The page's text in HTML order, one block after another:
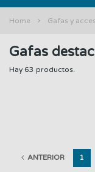
Home Gafas y
Gafas
Hay 63 productos.
ANTERIOR 1